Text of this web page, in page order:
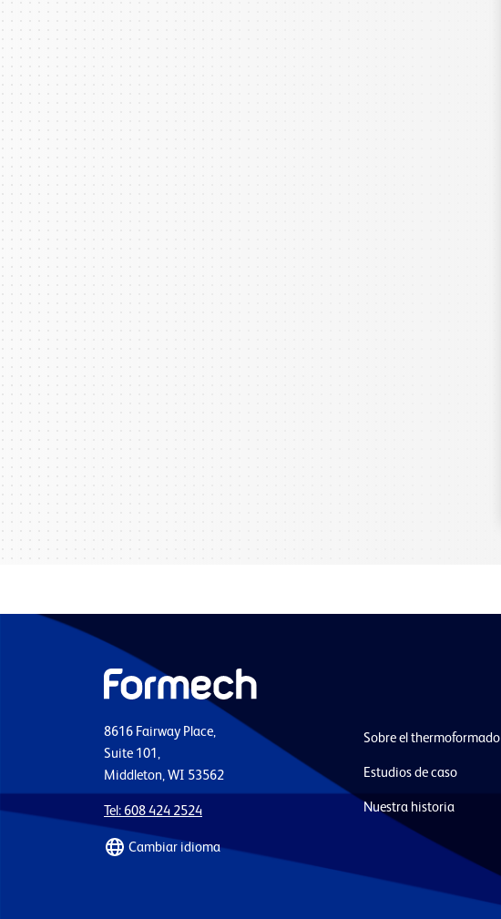
8616 Fairway Place,
Suite 101,
Middleton, WI 53562
Tel: 608 424 2524
Cambiar idioma
Sobre el thermoformado
Estudios de caso
Nuestra historia